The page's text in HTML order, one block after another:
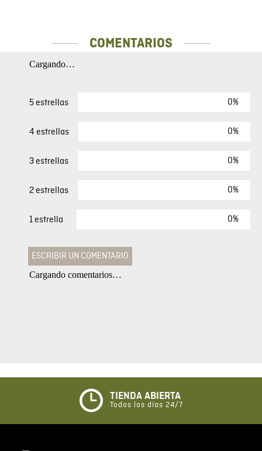
COMENTARIOS
Cargando…
5 estrellas 0%
4 estrellas 0%
3 estrellas 0%
2 estrellas 0%
1 estrella 0%
ESCRIBIR UN COMENTARIO
Califique el producto de 1 a 5 estrellas
★☆ ☆
Su nombre
Cargando comentarios…
TIENDA ABIERTA
Todos los días 24/7